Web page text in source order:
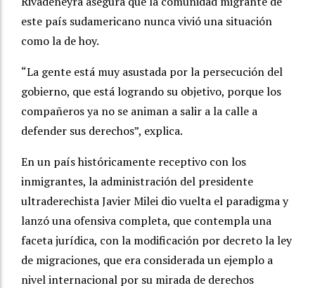
este país sudamericano nunca vivió una situación
como la de hoy.
“La gente está muy asustada por la persecución del
gobierno, que está logrando su objetivo, porque los
compañeros ya no se animan a salir a la calle a
defender sus derechos”, explica.
En un país históricamente receptivo con los
inmigrantes, la administración del presidente
ultraderechista Javier Milei dio vuelta el paradigma y
lanzó una ofensiva completa, que contempla una
faceta jurídica, con la modificación por decreto la ley
de migraciones, que era considerada un ejemplo a
nivel internacional por su mirada de derechos